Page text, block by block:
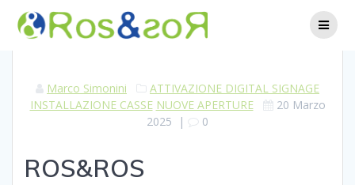
to
content
Marco Simonini
ATTIVAZIONE DIGITAL SIGNAGE
INSTALLAZIONE CASSE NUOVE APERTURE
20 Marzo
2025 | 0
ROS&ROS